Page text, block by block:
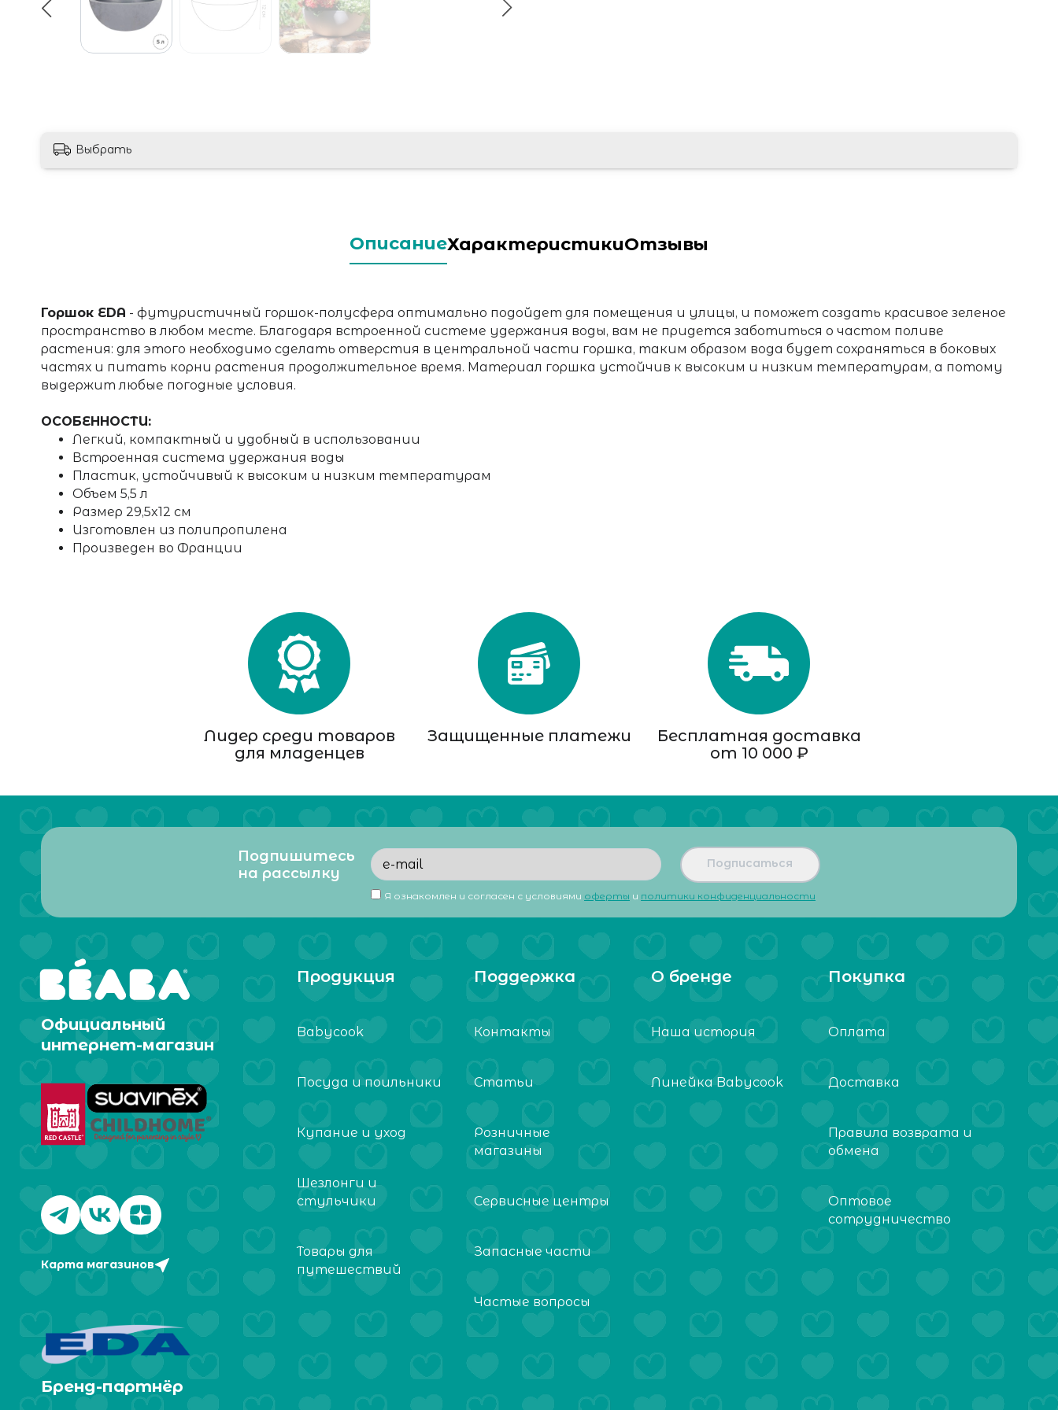
Выбрать
ОписаниеХарактеристикиОтзывы
Горшок EDA - футуристичный горшок-полусфера оптимально подойдет для помещения и улицы, и поможет создать красивое зеленое
пространство в любом месте. Благодаря встроенной системе удержания воды, вам не придется заботиться о частом поливе
растения: для этого необходимо сделать отверстия в центральной части горшка, таким образом вода будет сохраняться в боковых
частях и питать корни растения продолжительное время. Материал горшка устойчив к высоким и низким температурам, а потому
выдержит любые погодные условия.
ОСОБЕННОСТИ:
Легкий, компактный и удобный в использовании
Встроенная система удержания воды
Пластик, устойчивый к высоким и низким температурам
Объем 5,5 л
Размер 29,5x12 см
Изготовлен из полипропилена
Произведен во Франции
Лидер среди товаров
для младенцев
Защищенные платежи
Бесплатная доставка
от 10 000 ₽
Подпишитесь
на рассылку
Я ознакомлен и согласен с условиями оферты и политики конфиденциальности
Подписаться
Официальный
интернет-магазин
Карта магазинов
Бренд-партнёр
Продукция
Babycook
Посуда и поильники
Купание и уход
Шезлонги и
стульчики
Товары для
путешествий
Поддержка
Контакты
Статьи
Розничные
магазины
Сервисные центры
Запасные части
Частые вопросы
О бренде
Наша история
Линейка Babycook
Покупка
Оплата
Доставка
Правила возврата и
обмена
Оптовое
сотрудничество